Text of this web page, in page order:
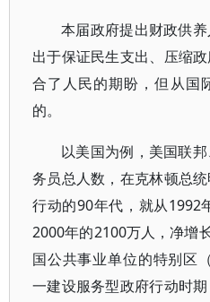
本届政府提出财政供
出于保证民生支出、压缩
合了人民的期盼，但从国
的。
以美国为例，美国联
务员总人数，在克林顿总
行动的90年代，就从1992
2000年的2100万人，净增
国公共事业单位的特别区
一建设服务型政府行动时